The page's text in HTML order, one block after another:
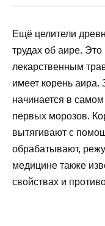
Ещё целители
трудах об аире.
лекарственным
имеет корень аира.
начинается в
первых морозов.
вытягивают с
обрабатывают,
медицине также
свойствах и